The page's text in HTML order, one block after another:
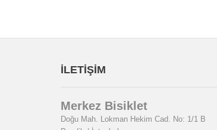
İLETİŞİM
Merkez Bisiklet
Doğu Mah. Lokman Hekim Cad. No: 1/1 B